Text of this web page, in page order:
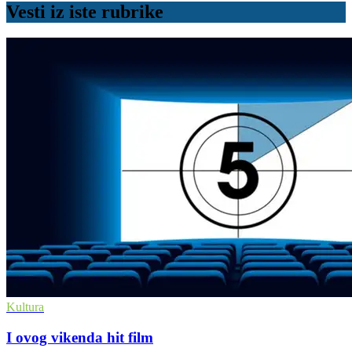
Vesti iz iste rubrike
Kultura
I ovog vikenda hit film